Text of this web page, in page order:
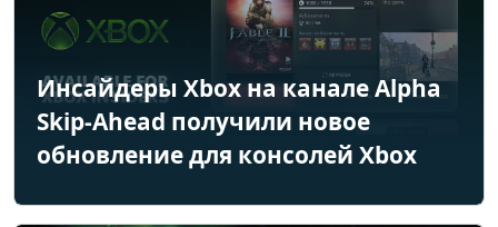
Инсайдеры Xbox на канале Alpha
Skip-Ahead получили новое
обновление для консолей Xbox